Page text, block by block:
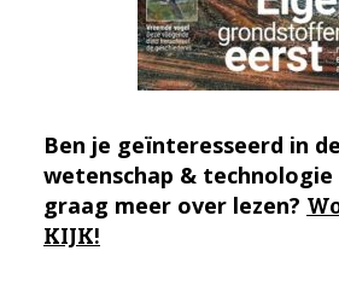
Ben je geïnteresseerd in
wetenschap &
graag meer over lezen?
KIJK!